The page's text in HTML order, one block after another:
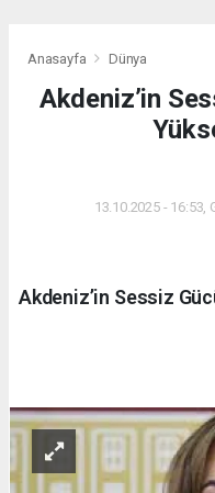
Anasayfa Dünya
Akdeniz’in
13.10.2025 - 16:53,
Akdeniz’in Sessiz